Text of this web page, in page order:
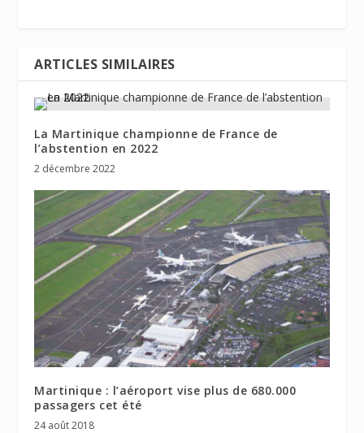
ARTICLES SIMILAIRES
La Martinique championne de France de
l’abstention en 2022
2 décembre 2022
Martinique : l’aéroport vise plus de 680.000
passagers cet été
24 août 2018